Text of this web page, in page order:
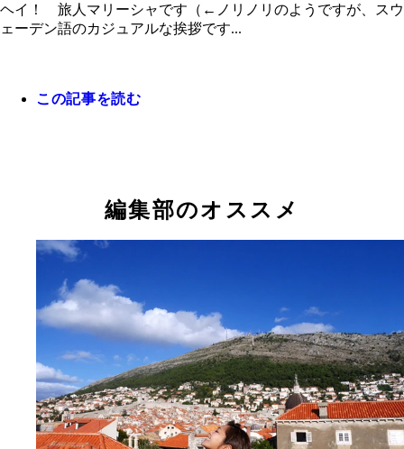
ヘイ！ 旅人マリーシャです（←ノリノリのようですが、スウ
ェーデン語のカジュアルな挨拶です...
この記事を読む
編集部のオススメ